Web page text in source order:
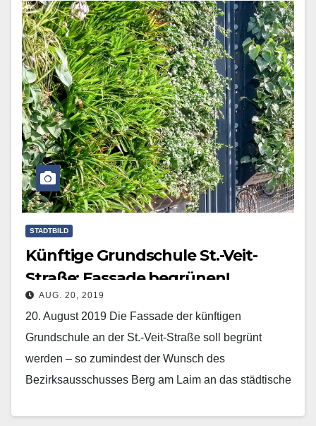
STADTBILD
Künftige Grundschule St.-Veit-
Straße: Fassade begrünen!
AUG. 20, 2019
20. August 2019 Die Fassade der künftigen
Grundschule an der St.-Veit-Straße soll begrünt
werden – so zumindest der Wunsch des
Bezirksausschusses Berg am Laim an das städtische